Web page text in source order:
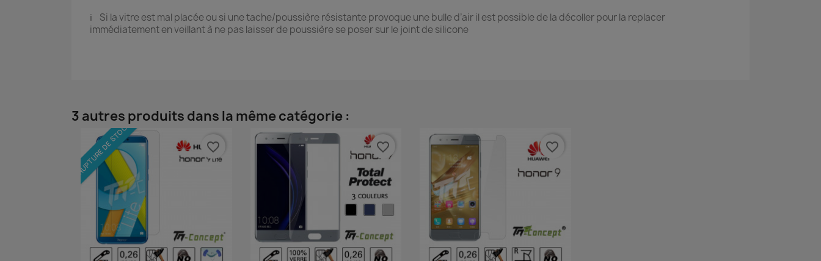
ℹ️ Si la vitre est mal placée ou si une tache/poussière résistante provoque une bulle d’air il est possible de la décoller pour la replacer
immédiatement en veillant à ne pas laisser de poussière se poser sur le joint de silicone
3 autres produits dans la même catégorie :
RUPTURE DE STOCK favorite_border favorite_border favorite_border